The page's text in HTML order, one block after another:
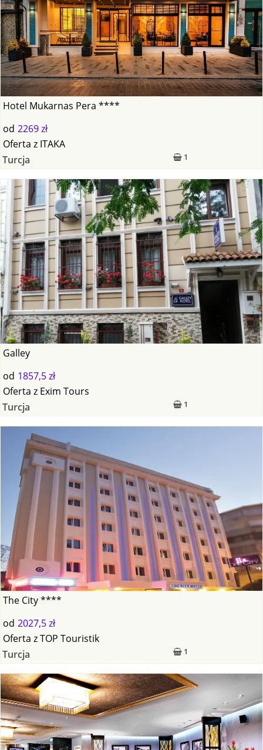
Hotel Mukarnas Pera ****
od 2269 zł
1
Oferta z ITAKA
Turcja
Galley
od 1857,5 zł
1
Oferta z Exim Tours
Turcja
The City ****
od 2027,5 zł
1
Oferta zTOP Touristik
Turcja